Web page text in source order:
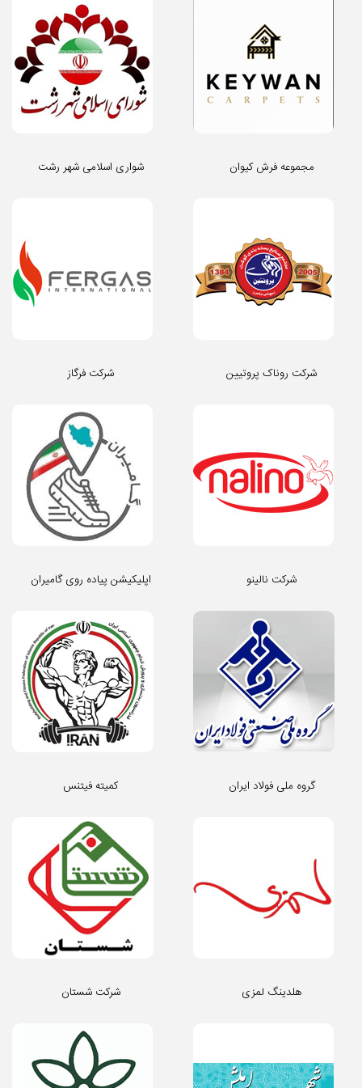
شواری اسلامی شهر رشت مجموعه فرش کیوان
شرکت فرگاز شرکت روناک پروتیین
اپلیکیشن پیاده روی گامیران شرکت نالینو
کمیته فیتنس گروه ملی فولاد ایران
شرکت شستان هلدینگ لمزی